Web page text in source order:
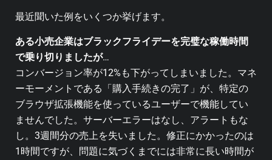
最近聞いた例をいくつか挙げます。
ある小売企業はブラックフライデーを完璧な稼働時間
で乗り切りましたが…
コンバージョン率が12%も下がってしまいました。マネ
ーモーメントである「購入手続きの完了」が、特定の
ブラウザ拡張機能を使っているユーザーで機能してい
ませんでした。サーバーエラーはなし、アラートもな
し。3週間分の売上を失いました。修正にかかったのは
1時間ですが、問題に気づくまでには非常に長い時間が